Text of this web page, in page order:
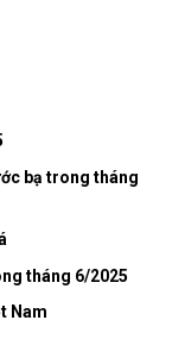
bạ trong tháng
tháng 6/2025
Nam